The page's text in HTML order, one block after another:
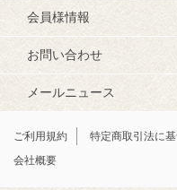
会員様情報
お問い合わせ
メールニュース
ご利用規約 特定商取引法に
会社概要